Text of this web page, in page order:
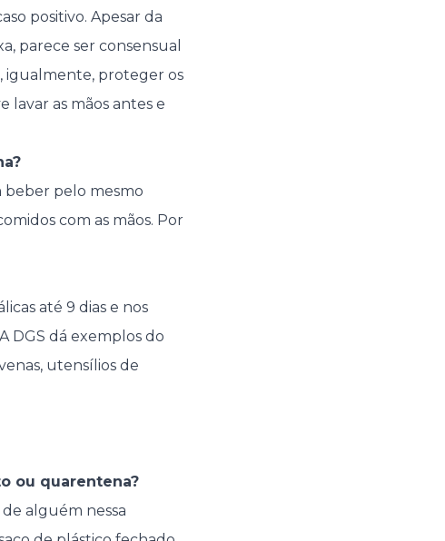
positivo. Apesar da
parece ser consensual
igualmente, proteger os
lavar as mãos antes e
beber pelo mesmo
com as mãos. Por
até 9 dias e nos
DGS dá exemplos do
utensílios de
ou quarentena?
alguém nessa